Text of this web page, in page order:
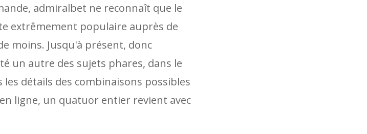
admiralbet ne reconnaît que le
extrêmement populaire auprès de
moins. Jusqu'à présent, donc
un autre des sujets phares, dans le
détails des combinaisons possibles
ligne, un quatuor entier revient avec